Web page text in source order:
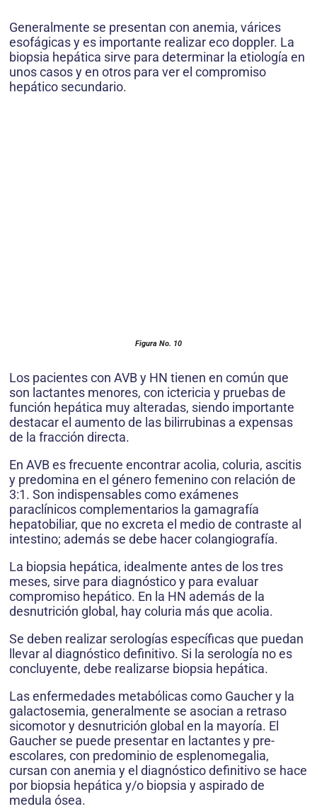
Generalmente se presentan con anemia, várices
esofágicas y es importante realizar eco doppler. La
biopsia hepática sirve para determinar la etiología en
unos casos y en otros para ver el compromiso
hepático secundario.
Figura No. 10
Los pacientes con AVB y HN tienen en común que
son lactantes menores, con ictericia y pruebas de
función hepática muy alteradas, siendo importante
destacar el aumento de las bilirrubinas a expensas
de la fracción directa.
En AVB es frecuente encontrar acolia, coluria, ascitis
y predomina en el género femenino con relación de
3:1. Son indispensables como exámenes
paraclínicos complementarios la gamagrafía
hepatobiliar, que no excreta el medio de contraste al
intestino; además se debe hacer colangiografía.
La biopsia hepática, idealmente antes de los tres
meses, sirve para diagnóstico y para evaluar
compromiso hepático. En la HN además de la
desnutrición global, hay coluria más que acolia.
Se deben realizar serologías específicas que puedan
llevar al diagnóstico definitivo. Si la serología no es
concluyente, debe realizarse biopsia hepática.
Las enfermedades metabólicas como Gaucher y la
galactosemia, generalmente se asocian a retraso
sicomotor y desnutrición global en la mayoría. El
Gaucher se puede presentar en lactantes y pre-
escolares, con predominio de esplenomegalia,
cursan con anemia y el diagnóstico definitivo se hace
por biopsia hepática y/o biopsia y aspirado de
medula ósea.